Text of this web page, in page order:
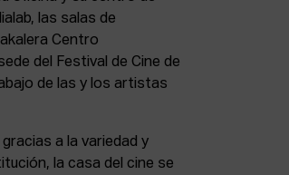
las salas de
Centro
del Festival de Cine de
de las y los artistas
a la variedad y
la casa del cine se